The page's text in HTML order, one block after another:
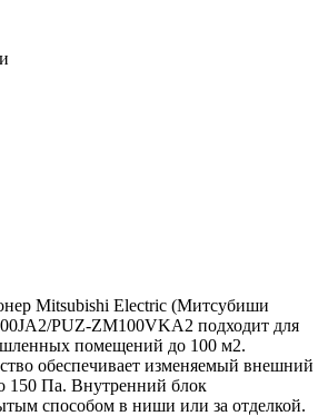
Mitsubishi Electric (Митсубиши
PUZ-ZM100VKA2 подходит для
помещений до 100 м2.
обеспечивает изменяемый внешний
150 Па. Внутренний блок
способом в ниши или за отделкой.